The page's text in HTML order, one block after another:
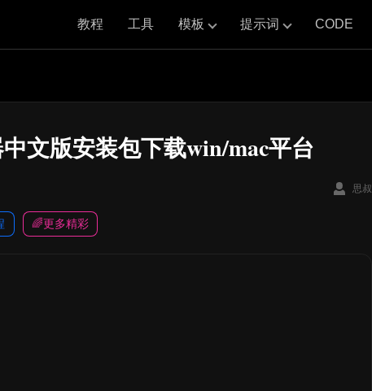
教程 工具 模板 提示词 CODE
文版安装包下载win/mac平台
思叔
🌈更多精彩